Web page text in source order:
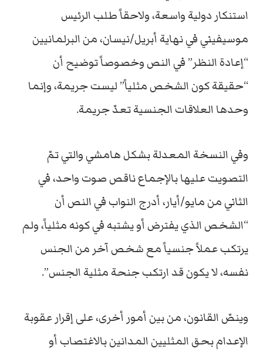
استنكار دولية واسعة، ولاحقاً طلب الرئيس
موسيفيني في نهاية أبريل/نيسان، من البرلمانيين
“إعادة النظر” في النص وخصوصاً توضيح أن
“حقيقة كون الشخص مثلياً” ليست جريمة، وإنما
وحدها العلاقات الجنسية تعدّ جريمة.
وفي النسخة المعدلة بشكل هامشي والتي تمّ
التصويت عليها بالإجماع ناقص صوت واحد، في
الثاني من مايو/أيار، أدرج النواب في النص أن
“الشخص الذي يفترض أو يشتبه في كونه مثلياً، ولم
يرتكب عملاً جنسياً مع شخص آخر من الجنس
نفسه، لا يكون قد ارتكب جنحة مثلية الجنس”.
وينصّ القانون، من بين أمور أخرى، على إقرار عقوبة
الإعدام بحق المثليين المدانين بالاغتصاب أو